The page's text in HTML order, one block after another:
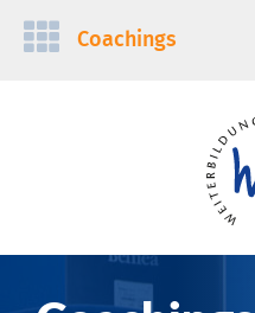
Navigation
Coachings